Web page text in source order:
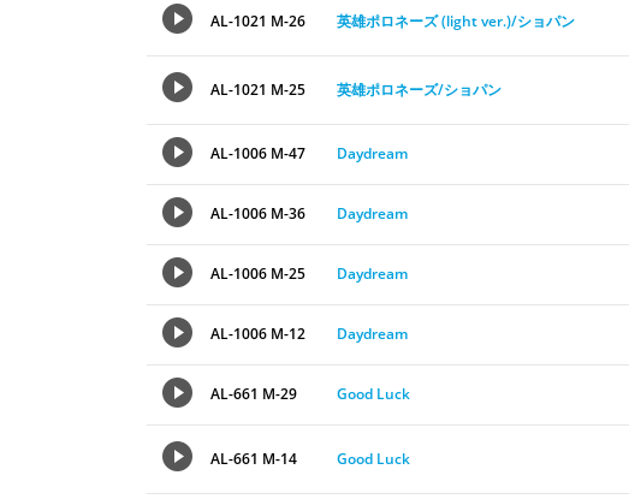
AL-1021 M-26 英雄ポロネーズ (light ver.)/ショパン
AL-1021 M-25 英雄ポロネーズ/ショパン
AL-1006 M-47 Daydream
AL-1006 M-36 Daydream
AL-1006 M-25 Daydream
AL-1006 M-12 Daydream
AL-661 M-29 Good Luck
AL-661 M-14 Good Luck